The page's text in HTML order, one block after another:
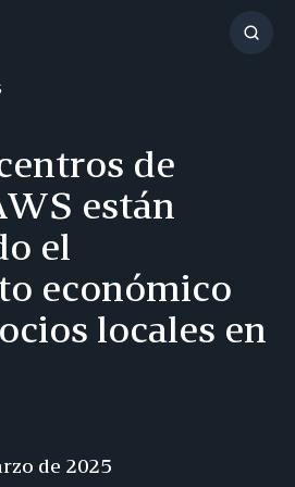
de
están
el
económico
locales en
de 2025